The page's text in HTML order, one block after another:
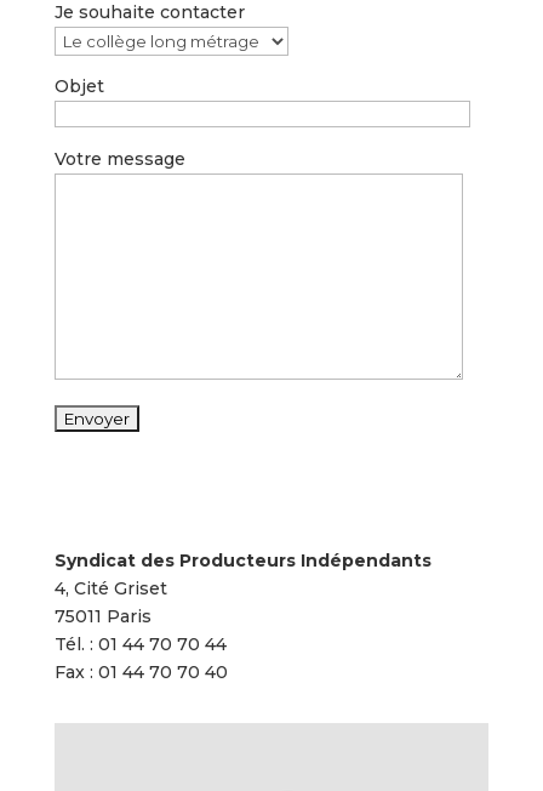
Je souhaite contacter
Objet
Votre message
Syndicat des Producteurs Indépendants
4, Cité Griset
75011 Paris
Tél. : 01 44 70 70 44
Fax : 01 44 70 70 40